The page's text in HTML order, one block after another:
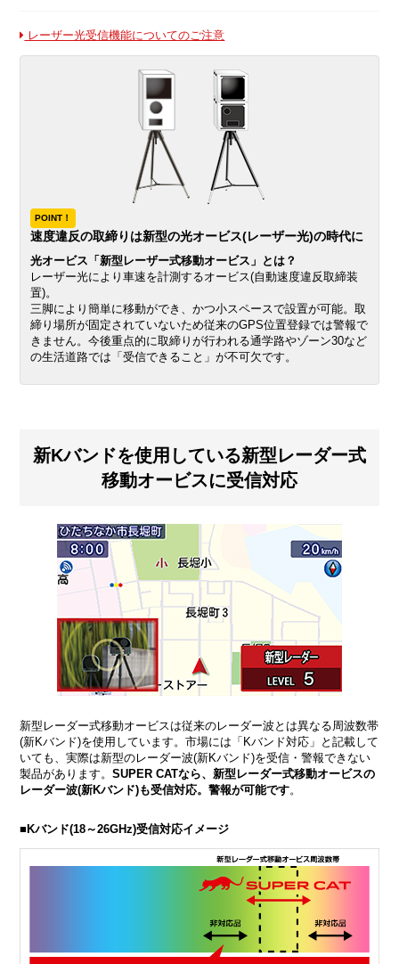
レーザー光受信機能についてのご注意
POINT！
速度違反の取締りは新型の光オービス(レーザー光)の時代に
光オービス「新型レーザー式移動オービス」とは？
レーザー光により車速を計測するオービス(自動速度違反取締装
置)。
三脚により簡単に移動ができ、かつ小スペースで設置が可能。取
締り場所が固定されていないため従来のGPS位置登録では警報で
きません。今後重点的に取締りが行われる通学路やゾーン30など
の生活道路では「受信できること」が不可欠です。
新Kバンドを使用している新型レーダー式
移動オービスに受信対応
新型レーダー式移動オービスは従来のレーダー波とは異なる周波数帯
(新Kバンド)を使用しています。市場には「Kバンド対応」と記載して
いても、実際は新型のレーダー波(新Kバンド)を受信・警報できない
製品があります。SUPER CATなら、新型レーダー式移動オービスの
レーダー波(新Kバンド)も受信対応。警報が可能です。
■Kバンド(18～26GHz)受信対応イメージ